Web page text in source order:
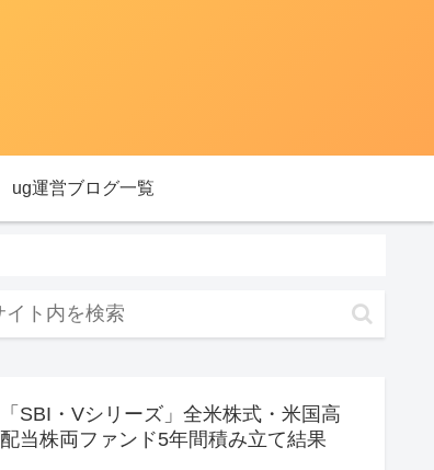
ug運営ブログ一覧
「SBI・Vシリーズ」全米株式・米国高
配当株両ファンド5年間積み立て結果